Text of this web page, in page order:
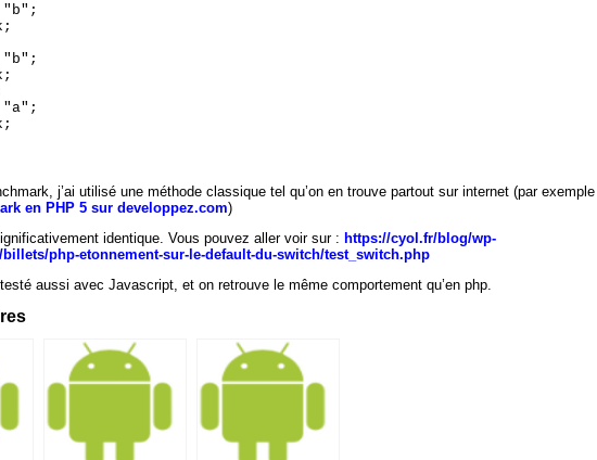
j’ai utilisé une méthode classique tel qu’on en trouve partout sur internet (par exemple
en PHP 5 sur developpez.com)
identique. Vous pouvez aller voir sur : https://cyol.fr/blog/wp-
php-etonnement-sur-le-default-du-switch/test_switch.php
aussi avec Javascript, et on retrouve le même comportement qu’en php.